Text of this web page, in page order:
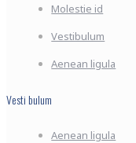
Molestie id
Vestibulum
Aenean ligula
Vesti bulum
Aenean ligula